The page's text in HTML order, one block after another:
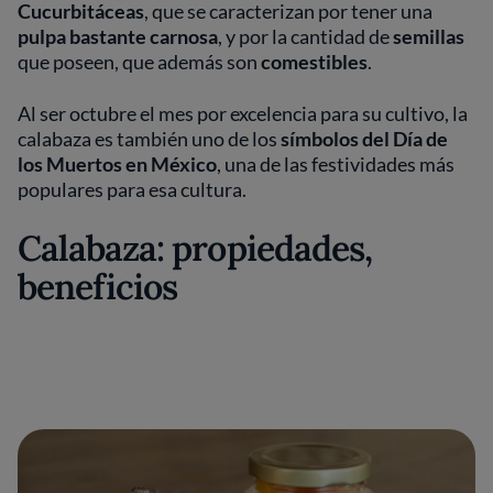
Cucurbitáceas, que se caracterizan por tener una
pulpa bastante carnosa, y por la cantidad desemillas
que poseen, que además soncomestibles.
Al ser octubre el mes por excelencia para su cultivo, la
calabaza es también uno de lossímbolos del Día de
los Muertos en México, una de las festividades más
populares para esa cultura.
Calabaza: propiedades,
beneficios